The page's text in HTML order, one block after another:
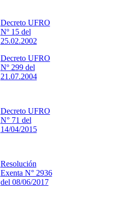
Decreto UFRO
Nº 15 del
25.02.2002
Decreto UFRO
Nº 299 del
21.07.2004
Decreto UFRO
N° 71 del
14/04/2015
Resolución
Exenta N° 2936
del 08/06/2017